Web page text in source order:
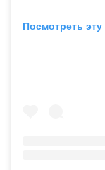
Посмотреть